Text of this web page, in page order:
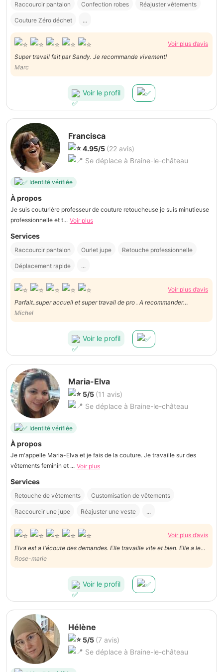
Raccourcir pantalon Confection robes Réajuster vêtements
Couture Zéro déchet ...
Voir plus d’avis
Super travail fait par Sandy. Je recommande vivement!
Marc
Voir le profil
Francisca
4.95/5 (22 avis)
Se déplace à Braine-le-château
Identité vérifiée
À propos
Je suis couturière professeur de couture retoucheuse je suis minutieuse
professionnelle et t... Voir plus
Services
Raccourcir pantalon Ourlet jupe Retouche professionnelle
Déplacement rapide ...
Voir plus d’avis
Parfait..super accueil et super travail de pro . A recommander
vivement
Michel
Voir le profil
Maria-Elva
5/5 (11 avis)
Se déplace à Braine-le-château
Identité vérifiée
À propos
Je m'appelle Maria-Elva et je fais de la couture. Je travaille sur des
vêtements feminin et ... Voir plus
Services
Retouche de vêtements Customisation de vêtements
Raccourcir une jupe Réajuster une veste ...
Voir plus d’avis
Elva est a l'écoute des demandes. Elle travaille vite et bien. Elle a le
sens du detail et très bon contact humain. Je suis très satisfaite du
travail sur 4 pantalons très différents. Merci
Rose-marie
Voir le profil
Hélène
5/5 (7 avis)
Se déplace à Braine-le-château